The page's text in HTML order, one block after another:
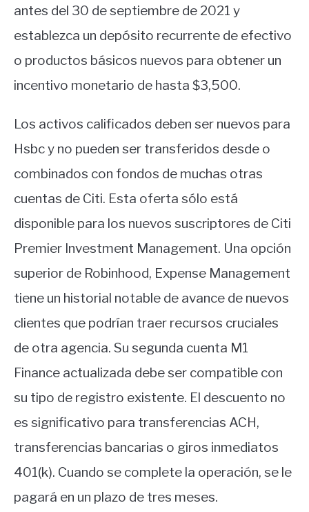
antes del 30 de septiembre de 2021 y
establezca un depósito recurrente de efectivo
o productos básicos nuevos para obtener un
incentivo monetario de hasta $3,500.
Los activos calificados deben ser nuevos para
Hsbc y no pueden ser transferidos desde o
combinados con fondos de muchas otras
cuentas de Citi. Esta oferta sólo está
disponible para los nuevos suscriptores de Citi
Premier Investment Management. Una opción
superior de Robinhood, Expense Management
tiene un historial notable de avance de nuevos
clientes que podrían traer recursos cruciales
de otra agencia. Su segunda cuenta M1
Finance actualizada debe ser compatible con
su tipo de registro existente. El descuento no
es significativo para transferencias ACH,
transferencias bancarias o giros inmediatos
401(k). Cuando se complete la operación, se le
pagará en un plazo de tres meses.